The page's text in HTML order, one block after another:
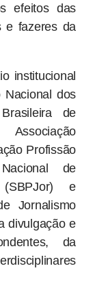
efeitos das
e fazeres da
institucional
Nacional dos
de
Associação
Profissão
de
(SBPJor) e
Jornalismo
divulgação e
da